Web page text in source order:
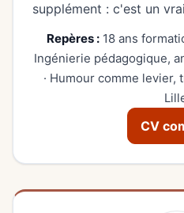
supplément : c'est un
Repères :18 ans
Ingénierie pédagogique,
· Humour comme levier,
CV